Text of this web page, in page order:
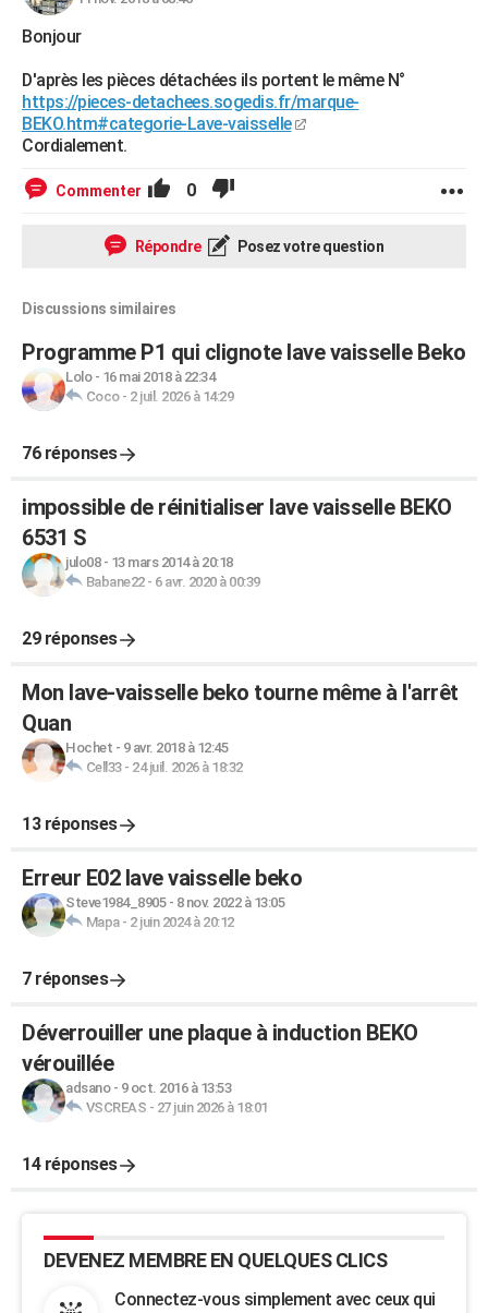
Bonjour
D'après les pièces détachées ils portent le même N°
https://pieces-detachees.sogedis.fr/marque-
BEKO.htm#categorie-Lave-vaisselle
Cordialement.
Commenter 0
Répondre Posez votre question
Discussions similaires
Programme P1 qui clignote lave vaisselle Beko
Lolo- 16 mai 2018 à 22:34
Coco- 2 juil. 2026 à 14:29
76 réponses
impossible de réinitialiser lave vaisselle BEKO
6531 S
julo08- 13 mars 2014 à 20:18
Babane22- 6 avr. 2020 à 00:39
29 réponses
Mon lave-vaisselle beko tourne même à l'arrêt
Quan
Hochet - 9 avr. 2018 à 12:45
Cell33- 24 juil. 2026 à 18:32
13 réponses
Erreur E02 lave vaisselle beko
Steve1984_8905- 8 nov. 2022 à 13:05
Mapa- 2 juin 2024 à 20:12
7 réponses
Déverrouiller une plaque à induction BEKO
vérouillée
adsano- 9 oct. 2016 à 13:53
VSCREAS - 27 juin 2026 à 18:01
14 réponses
DEVENEZ MEMBRE EN QUELQUES CLICS
Connectez-vous simplement avec ceux qui